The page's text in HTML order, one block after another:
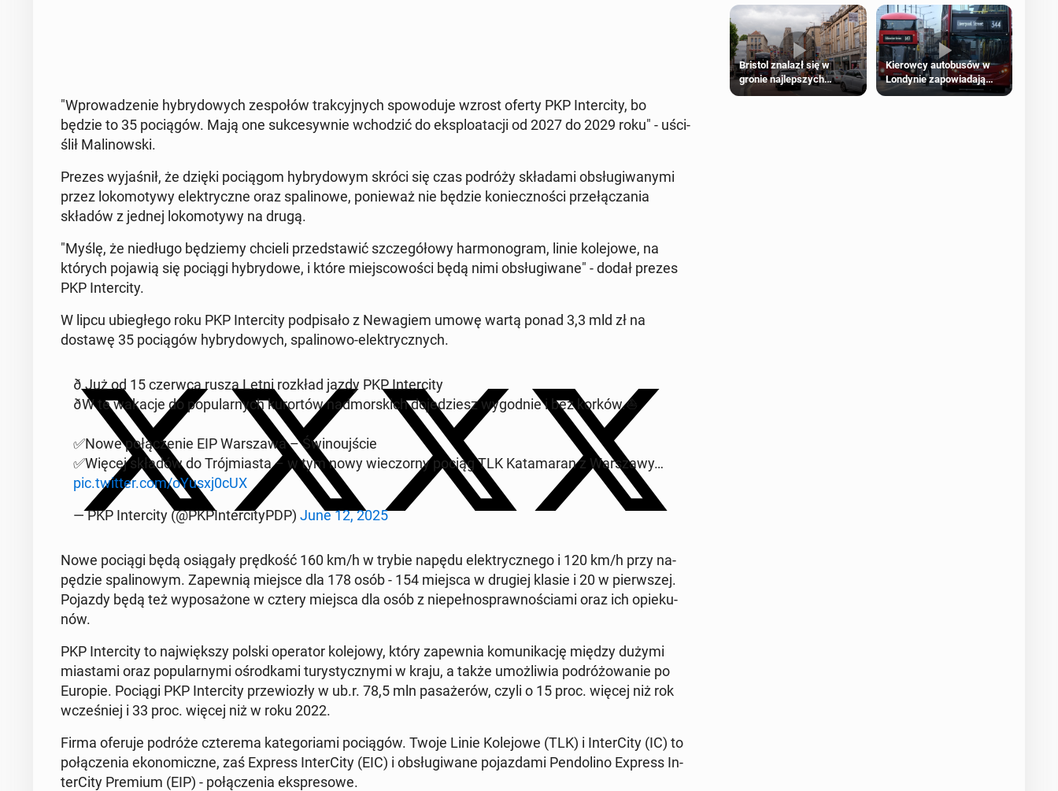
"Wpro­wa­dze­nie hy­bry­do­wych ze­spo­łów trak­cyj­nych spo­wo­du­je wzrost oferty PKP In­ter­ci­ty, bo
będzie to 35 po­cią­gów. Mają one suk­ce­syw­nie wcho­dzić do eks­plo­ata­cji od 2027 do 2029 roku" - uści­
ślił Ma­li­now­ski.
Prezes wy­ja­śnił, że dzięki po­cią­gom hy­bry­do­wym skróci się czas podróży skła­da­mi ob­słu­gi­wa­ny­mi
przez lo­ko­mo­ty­wy elek­trycz­ne oraz spa­li­no­we, po­nie­waż nie będzie ko­niecz­no­ści prze­łą­cza­nia
składów z jednej lo­ko­mo­ty­wy na drugą.
"Myślę, że nie­dłu­go bę­dzie­my chcieli przed­sta­wić szcze­gó­ło­wy har­mo­no­gram, linie ko­le­jo­we, na
których pojawią się pociągi hy­bry­do­we, i które miej­sco­wo­ści będą nimi ob­słu­gi­wa­ne" - dodał prezes
PKP In­ter­ci­ty.
W lipcu ubie­głe­go roku PKP In­ter­ci­ty pod­pi­sa­ło z Ne­wa­giem umowę wartą ponad 3,3 mld zł na
dostawę 35 po­cią­gów hy­bry­do­wych, spa­li­no­wo-elek­trycz­nych.
ð️ Już od 15 czerwca rusza Letni rozkład jazdy PKP In­ter­ci­ty
ðW te wakacje do po­pu­lar­nych ku­ror­tów nad­mor­skich do­je­dziesz wy­god­nie i bez korków.⛵️
✅Nowe po­łą­cze­nie EIP War­sza­wa – Świ­no­uj­ście
✅Więcej składów do Trój­mia­sta – w tym nowy wie­czor­ny pociąg TLK Ka­ta­ma­ran z War­sza­wy…
pic.twitter.com/oYusxj0cUX
— PKP In­ter­ci­ty (@PKPIn­ter­ci­tyPDP) June 12, 2025
Nowe pociągi będą osią­ga­ły pręd­kość 160 km/h w trybie napędu elek­trycz­ne­go i 120 km/h przy na­
pę­dzie spa­li­no­wym. Za­pew­nią miejsce dla 178 osób - 154 miejsca w drugiej klasie i 20 w pierw­szej.
Pojazdy będą też wy­po­sa­żo­ne w cztery miejsca dla osób z nie­peł­no­spraw­no­ścia­mi oraz ich opie­ku­
nów.
PKP In­ter­ci­ty to naj­więk­szy polski ope­ra­tor ko­le­jo­wy, który za­pew­nia ko­mu­ni­ka­cję między dużymi
mia­sta­mi oraz po­pu­lar­ny­mi ośrod­ka­mi tu­ry­stycz­ny­mi w kraju, a także umoż­li­wia po­dró­żo­wa­nie po
Europie. Pociągi PKP In­ter­ci­ty prze­wio­zły w ub.r. 78,5 mln pa­sa­że­rów, czyli o 15 proc. więcej niż rok
wcze­śniej i 33 proc. więcej niż w roku 2022.
Firma oferuje podróże czte­re­ma ka­te­go­ria­mi po­cią­gów. Twoje Linie Ko­le­jo­we (TLK) i In­ter­Ci­ty (IC) to
po­łą­cze­nia eko­no­micz­ne, zaś Express In­ter­Ci­ty (EIC) i ob­słu­gi­wa­ne po­jaz­da­mi Pen­do­li­no Express In­
ter­Ci­ty Premium (EIP) - po­łą­cze­nia eks­pre­so­we.
Bristol znalazł się w
gronie najlepszych
kierunków podróży na
Kierowcy autobusów w
Londynie zapowiadają
strajki